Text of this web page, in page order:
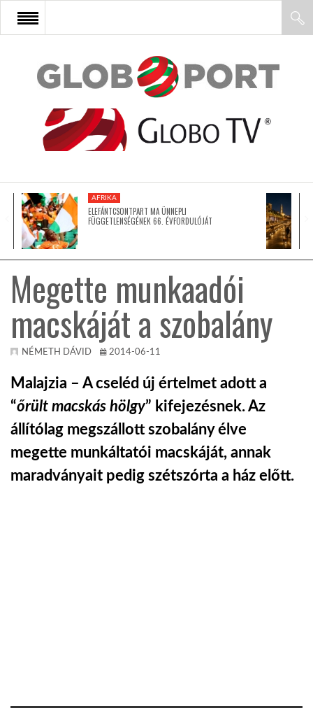
FŐOLDAL
AFRIKA
ÁZSIA
LATIN-AMERIKA
AUSZTRÁLIA
A VILÁG ITTHON
MÉDIA
AFRIKA
ELEFÁNTCSONTPART MA ÜNNEPLI
FÜGGETLENSÉGÉNEK 66. ÉVFORDULÓJÁT
Megette munkaadói
macskáját a szobalány
NÉMETH DÁVID 2014-06-11
Malajzia – A cseléd új értelmet adott a
“őrült macskás hölgy” kifejezésnek. Az
állítólag megszállott szobalány élve
megette munkáltatói macskáját, annak
maradványait pedig szétszórta a ház előtt.